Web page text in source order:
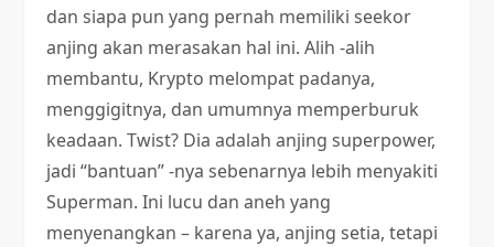
dan siapa pun yang pernah memiliki seekor
anjing akan merasakan hal ini. Alih -alih
membantu, Krypto melompat padanya,
menggigitnya, dan umumnya memperburuk
keadaan. Twist? Dia adalah anjing superpower,
jadi “bantuan” -nya sebenarnya lebih menyakiti
Superman. Ini lucu dan aneh yang
menyenangkan – karena ya, anjing setia, tetapi